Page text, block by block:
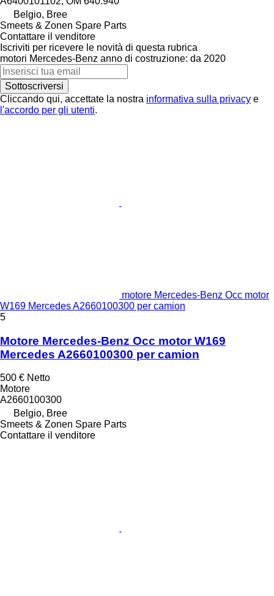
Belgio, Bree
Smeets & Zonen Spare Parts
Contattare il venditore
Iscriviti per ricevere le novità di questa rubrica
motori Mercedes-Benz anno di costruzione: da 2020
Sottoscriversi
Cliccando qui, accettate la nostra informativa sulla privacy e
l'accordo per gli utenti.
motore Mercedes-Benz Occ motor
W169 Mercedes A2660100300 per camion
5
Motore Mercedes-Benz Occ motor W169
Mercedes A2660100300 per camion
500 € Netto
Motore
A2660100300
Belgio, Bree
Smeets & Zonen Spare Parts
Contattare il venditore